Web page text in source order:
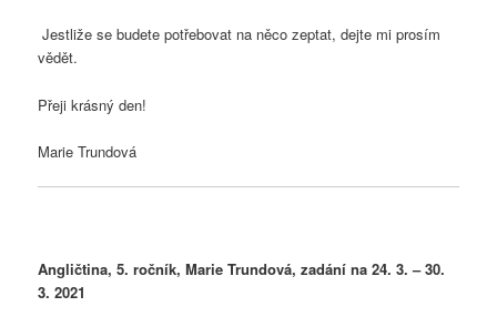
Jestliže se budete potřebovat na něco zeptat, dejte mi prosím
vědět.
Přeji krásný den!
Marie Trundová
Angličtina, 5. ročník, Marie Trundová, zadání na 24. 3. – 30.
3. 2021